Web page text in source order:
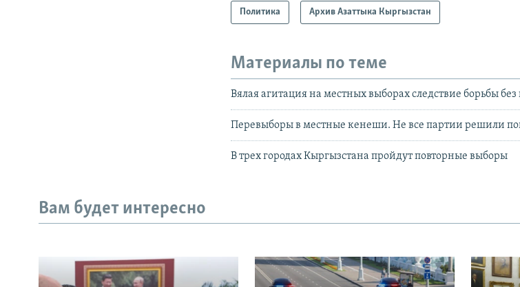
Политика Архив Азаттыка Кыргызстан
Материалы по теме
Вялая агитация на местных выборах следствие борьбы
Перевыборы в местные кенеши. Не все партии решили
В трех городах Кыргызстана пройдут повторные выборы
Вам будет интересно